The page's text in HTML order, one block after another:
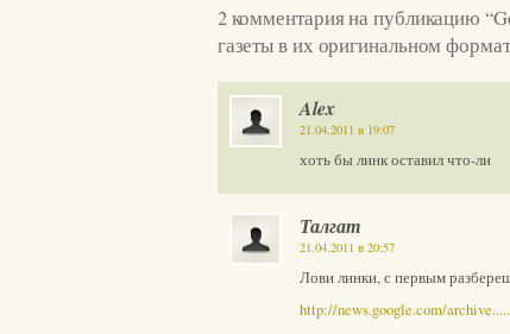
2 комментария на публикацию
газеты в их оригинальном
Alex
21.04.2011 в 19:07
хоть бы линк оставил что-ли
Талгат
21.04.2011 в 20:57
Лови линки, с первым
http://news.google.com/